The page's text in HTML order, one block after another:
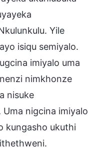
Yile
isiqu semiyalo.
imiyalo uma
nimkhonze
nisuke
nigcina imiyalo
kungasho ukuthi